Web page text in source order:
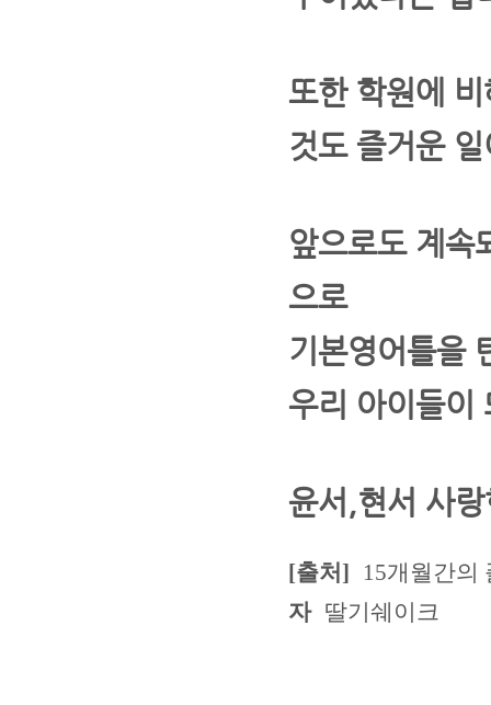
또한 학원에
것도 즐거운
앞으로도 계속
으로
기본영어틀을
우리 아이들이
윤서,현서 사
[출처]
15개월간의
자 딸기쉐이크